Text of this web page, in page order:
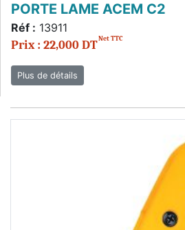
PORTE LAME ACEM C2
Réf : 13911
Prix : 22,000 DTNet TTC
Plus de détails